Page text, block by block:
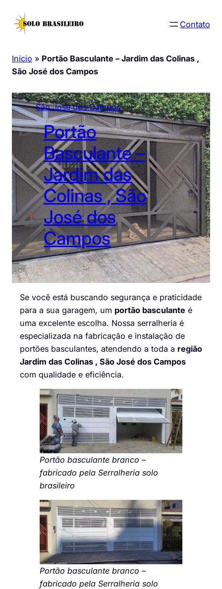
para
Contato
Início » Portão Basculante – Jardim das Colinas ,
São José dos Campos
São José dos Campos
Portão
Basculante –
Jardim das
Colinas , São
José dos
Campos
Se você está buscando segurança e praticidade
para a sua garagem, um portão basculante é
uma excelente escolha. Nossa serralheria é
especializada na fabricação e instalação de
portões basculantes, atendendo a toda a região
Jardim das Colinas , São José dos Campos
com qualidade e eficiência.
Portão basculante branco –
fabricado pela Serralheria solo
brasileiro
Portão basculante branco –
fabricado pela Serralheria solo